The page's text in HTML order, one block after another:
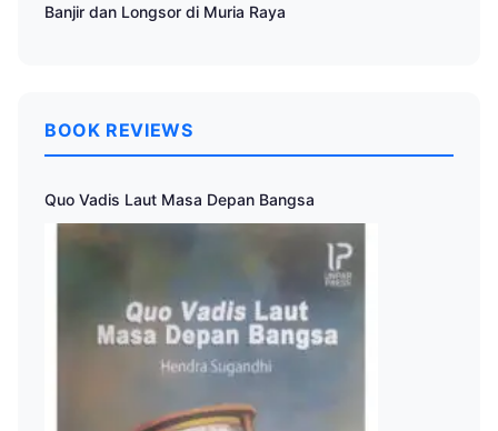
Banjir dan Longsor di Muria Raya
BOOK REVIEWS
Quo Vadis Laut Masa Depan Bangsa